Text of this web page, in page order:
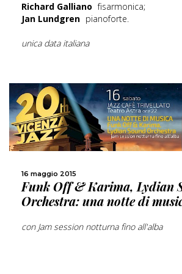
Richard Galliano fisarmonica;
Jan Lundgren pianoforte.
unica data italiana
16 maggio 2015
Funk Off & Karima, Lydian
Orchestra: una notte di
con Jam session notturna fino all'alba
SCOPRI DI PIÙ
CONDIVIDI